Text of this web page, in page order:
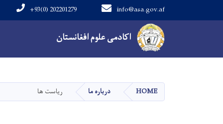
اکادمی علوم افغانستان
info@asa.gov.af
+93(0) 202201279
Main navigation
HOME درباره ما ریاست ها